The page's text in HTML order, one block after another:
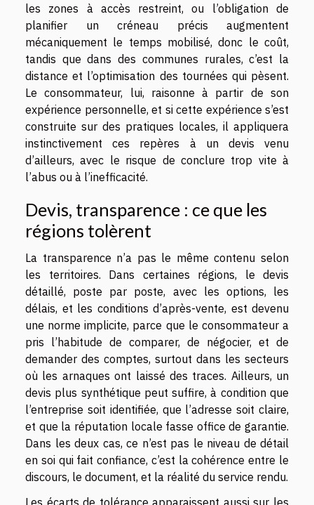
les zones à accès restreint, ou l’obligation de
planifier un créneau précis augmentent
mécaniquement le temps mobilisé, donc le coût,
tandis que dans des communes rurales, c’est la
distance et l’optimisation des tournées qui pèsent.
Le consommateur, lui, raisonne à partir de son
expérience personnelle, et si cette expérience s’est
construite sur des pratiques locales, il appliquera
instinctivement ces repères à un devis venu
d’ailleurs, avec le risque de conclure trop vite à
l’abus ou à l’inefficacité.
Devis, transparence : ce que les
régions tolèrent
La transparence n’a pas le même contenu selon
les territoires. Dans certaines régions, le devis
détaillé, poste par poste, avec les options, les
délais, et les conditions d’après-vente, est devenu
une norme implicite, parce que le consommateur a
pris l’habitude de comparer, de négocier, et de
demander des comptes, surtout dans les secteurs
où les arnaques ont laissé des traces. Ailleurs, un
devis plus synthétique peut suffire, à condition que
l’entreprise soit identifiée, que l’adresse soit claire,
et que la réputation locale fasse office de garantie.
Dans les deux cas, ce n’est pas le niveau de détail
en soi qui fait confiance, c’est la cohérence entre le
discours, le document, et la réalité du service rendu.
Les écarts de tolérance apparaissent aussi sur les